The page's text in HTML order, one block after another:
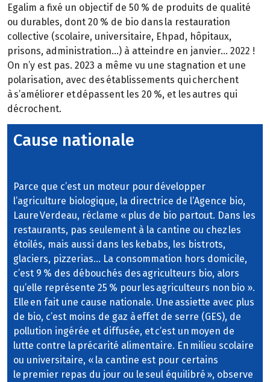
Egalim a fixé un objectif de 50 % de produits de qualité
ou durables, dont 20 % de bio dans la restauration
collective (scolaire, universitaire, Ehpad, hôpitaux,
prisons, administration…) à atteindre en janvier… 2022 !
On n’y est pas. 2023 a même vu une stagnation et une
polarisation, avec des établissements qui cherchent
à s’améliorer et dépassent les 20 %, et les autres qui
décrochent.
Cause nationale
Parce que c’est un moteur pour développer
l’agriculture biologique, la directrice de l’Agence bio,
Laure Verdeau, réclame « plus de bio partout. Dans les
restaurants, pas seulement à la cantine ou chez les
étoilés, mais aussi dans les kebabs, les bistrots,
glaciers, pizzerias… La consommation hors domicile,
c’est 9 % des débouchés des agriculteurs bio, alors
qu’elle représente 25 % pour les agriculteurs non bio ».
Elle en fait une cause nationale. Une assiette avec plus
de bio, c’est moins de gaz à effet de serre (GES), de
pollution ingérée et diffusée, et c’est un moyen de
lutte contre la précarité alimentaire. En milieu scolaire
ou universitaire, « la cantine est pour certains
le premier repas du jour ou le seul équilibré », observe